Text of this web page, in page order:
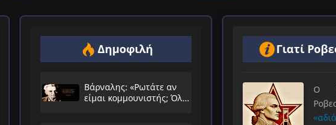
Δημοφιλή
Βάρναλης: «Ρωτάτε αν
είμαι κομμουνιστής; Όλο
Γιατί
Ο